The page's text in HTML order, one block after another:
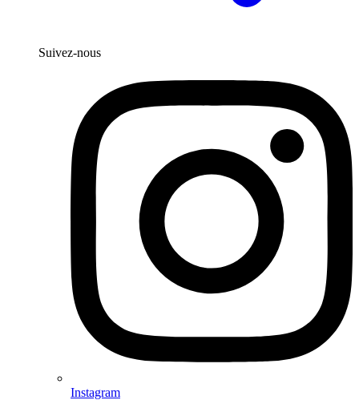
Suivez-nous
Instagram